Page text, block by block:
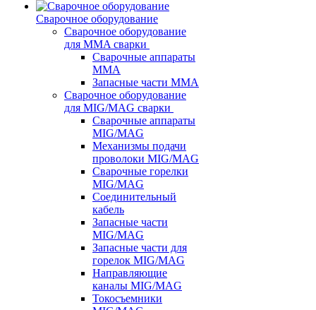
Сварочное оборудование
Сварочное оборудование
для MMA сварки
Сварочные аппараты
MMA
Запасные части MMA
Сварочное оборудование
для MIG/MAG сварки
Сварочные аппараты
MIG/MAG
Механизмы подачи
проволоки MIG/MAG
Сварочные горелки
MIG/MAG
Соединительный
кабель
Запасные части
MIG/MAG
Запасные части для
горелок MIG/MAG
Направляющие
каналы MIG/MAG
Токосъемники